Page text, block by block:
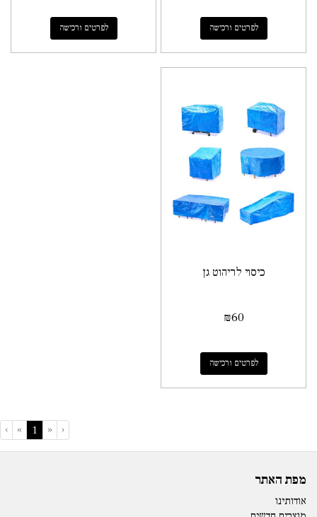
לפרטים ורכישה לפרטים ורכישה
כיסוי לריהוט גן
₪60
לפרטים ורכישה
‹
«
1
(current)
»
›
מפת האתר
אודותינו